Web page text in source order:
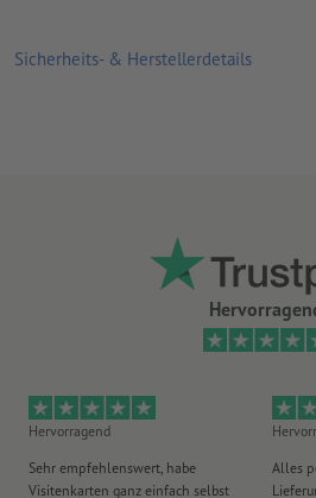
Sicherheits- & Herstellerdetails
Hervorragend
Sehr empfehlenswert, habe
Visitenkarten ganz einfach selbst
Alles